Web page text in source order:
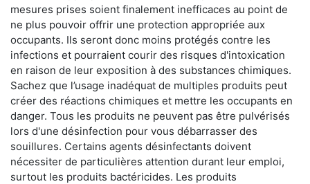
mesures prises soient finalement inefficaces au point de
ne plus pouvoir offrir une protection appropriée aux
occupants. Ils seront donc moins protégés contre les
infections et pourraient courir des risques d'intoxication
en raison de leur exposition à des substances chimiques.
Sachez que l’usage inadéquat de multiples produits peut
créer des réactions chimiques et mettre les occupants en
danger. Tous les produits ne peuvent pas être pulvérisés
lors d'une désinfection pour vous débarrasser des
souillures. Certains agents désinfectants doivent
nécessiter de particulières attention durant leur emploi,
surtout les produits bactéricides. Les produits